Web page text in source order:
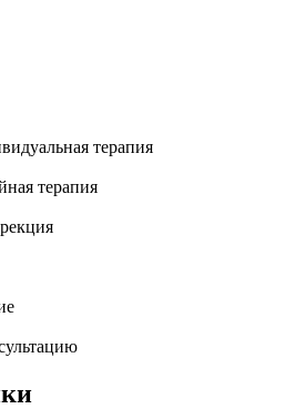
терапия
терапия